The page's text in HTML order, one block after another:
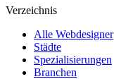
Verzeichnis
Alle Webdesigner
Städte
Spezialisierungen
Branchen